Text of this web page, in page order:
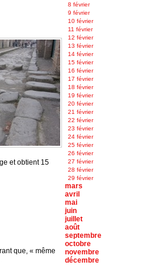
8 février
9 février
10 février
11 février
12 février
13 février
14 février
15 février
16 février
17 février
18 février
19 février
20 février
21 février
22 février
23 février
24 février
25 février
26 février
27 février
28 février
29 février
mars
avril
mai
juin
juillet
août
septembre
octobre
novembre
décembre
et obtient 15
que, « même